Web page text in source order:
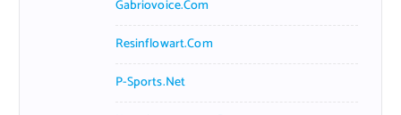
Gabriovoice.com
Resinflowart.com
P-Sports.net